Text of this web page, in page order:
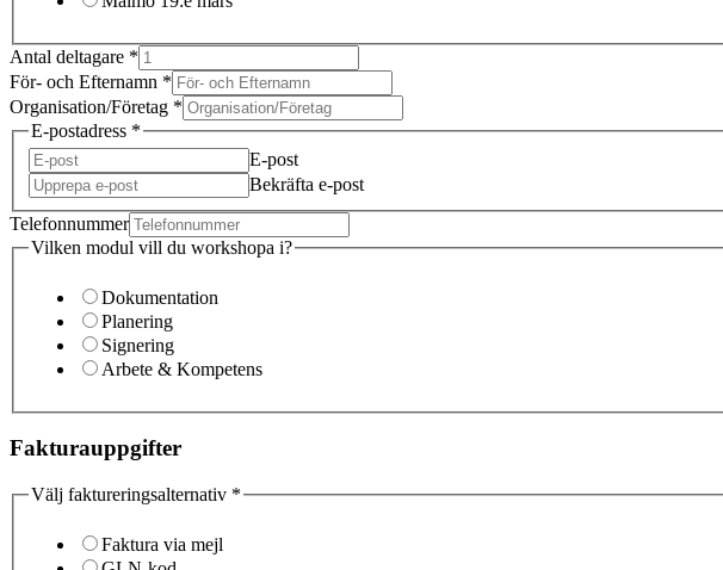
Antal deltagare *
För- och Efternamn *
Organisation/Företag *
E-postadress *
E-post
Bekräfta e-post
Telefonnummer
Vilken modul vill du workshopa i?
Dokumentation
Planering
Signering
Arbete & Kompetens
Fakturauppgifter
Välj faktureringsalternativ *
Faktura via mejl